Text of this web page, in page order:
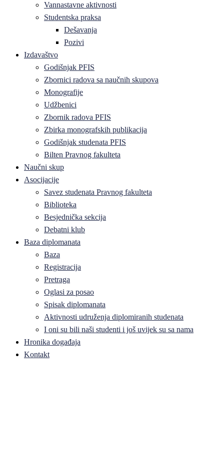
Vannastavne aktivnosti
Studentska praksa
Dešavanja
Pozivi
Izdavaštvo
Godišnjak PFIS
Zbornici radova sa naučnih skupova
Monografije
Udžbenici
Zbornik radova PFIS
Zbirka monografskih publikacija
Godišnjak studenata PFIS
Bilten Pravnog fakulteta
Naučni skup
Asocijacije
Savez studenata Pravnog fakulteta
Biblioteka
Besjednička sekcija
Debatni klub
Baza diplomanata
Baza
Registracija
Pretraga
Oglasi za posao
Spisak diplomanata
Aktivnosti udruženja diplomiranih studenata
I oni su bili naši studenti i još uvijek su sa nama
Hronika događaja
Kontakt